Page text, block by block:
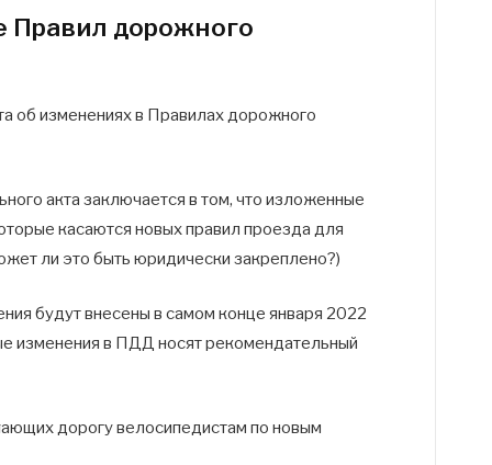
Правил дорожного
об изменениях в Правилах дорожного
акта заключается в том, что изложенные
касаются новых правил проезда для
ли это быть юридически закреплено?)
будут внесены в самом конце января 2022
изменения в ПДД носят рекомендательный
дорогу велосипедистам по новым